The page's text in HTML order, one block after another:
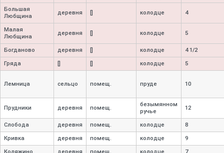
Большая
Любщина
деревня колодце 4
Малая
Любщина
деревня колодце 5
Богданово деревня колодце 4 1/2
Гряда колодце 5
Лемница сельцо помещ. пруде 10
Прудники деревня помещ.
безымянном
ручье
12
Слобода деревня помещ. колодце 8
Кривка деревня помещ. колодце 9